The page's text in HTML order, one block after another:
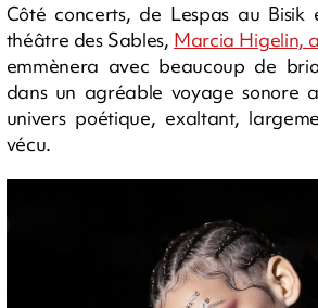
Côté concerts, de Lespas au
théâtre des Sables, Marcia Higelin,
emmènera avec beaucoup de
dans un agréable voyage sonore
univers poétique, exaltant,
vécu.